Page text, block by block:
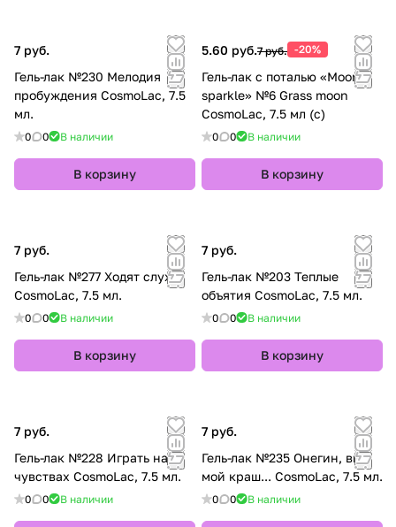
7 руб.
Гель-лак №230 Мелодия
пробуждения CosmoLac, 7.5
мл.
0 0 В наличии
В корзину
5.60 руб.7 руб. -20%
Гель-лак с поталью «Moon
sparkle» №6 Grass moon
CosmoLac, 7.5 мл (с)
0 0 В наличии
В корзину
7 руб.
Гель-лак №277 Ходят слухи
CosmoLac, 7.5 мл.
0 0 В наличии
В корзину
7 руб.
Гель-лак №203 Теплые
объятия CosmoLac, 7.5 мл.
0 0 В наличии
В корзину
7 руб.
Гель-лак №228 Играть на
чувствах CosmoLac, 7.5 мл.
0 0 В наличии
7 руб.
Гель-лак №235 Онегин, вы
мой краш... CosmoLac, 7.5 мл.
0 0 В наличии